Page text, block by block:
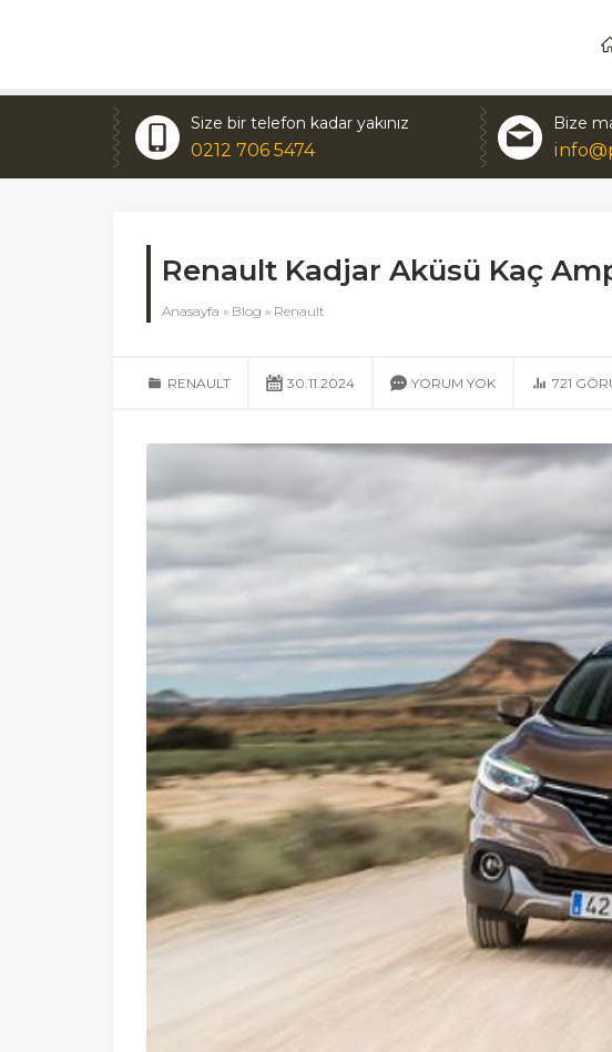
Size bir telefon kadar yakınız
0212 706 5474
Bize
Renault Kadjar Aküsü Kaç
Anasayfa » Blog » Renault
RENAULT 30.11.2024 YORUM YOK 721